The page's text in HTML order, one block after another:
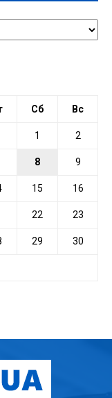
Сб Вс
1 2
8 9
15 16
22 23
29 30